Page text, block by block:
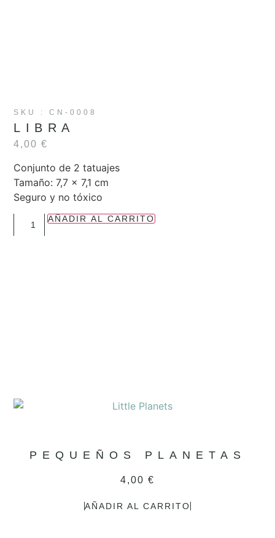
SKU : CN-0008
LIBRA
4,00€
Conjunto de 2 tatuajes
Tamaño: 7,7 x 7,1 cm
Seguro y no tóxico
AÑADIR AL CARRITO
PEQUEÑOS PLANETAS
4,00 €
AÑADIR AL CARRITO